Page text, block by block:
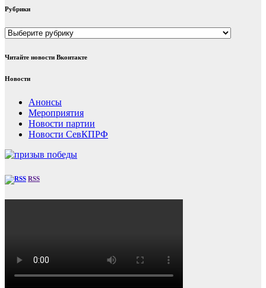
Рубрики
Рубрики
Читайте новости Вконтакте
Новости
Анонсы
Мероприятия
Новости партии
Новости СевКПРФ
RSS